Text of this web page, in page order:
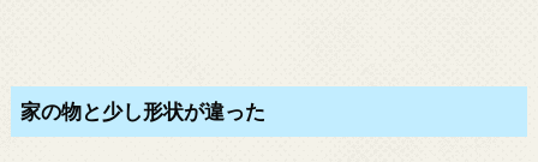
家の物と少し形状が違った